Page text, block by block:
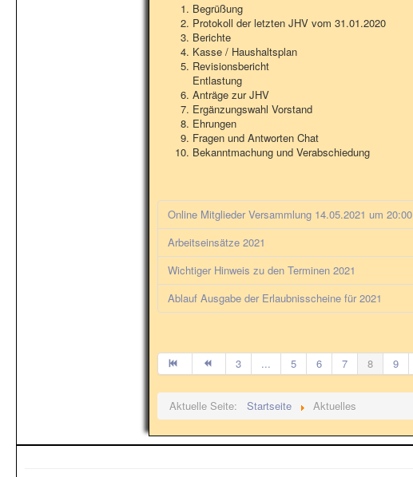
Begrüßung
Protokoll der letzten JHV vom 31.01.2020
Berichte
Kasse / Haushaltsplan
Revisionsbericht
Entlastung
Anträge zur JHV
Ergänzungswahl Vorstand
Ehrungen
Fragen und Antworten Chat
Bekanntmachung und Verabschiedung
Online Mitglieder Versammlung 14.05.2021 um 20:00
Arbeitseinsätze 2021
Wichtiger Hinweis zu den Terminen 2021
Ablauf Ausgabe der Erlaubnisscheine für 2021
3 ... 5 6 7 8 9
Aktuelle Seite: Startseite Aktuelles